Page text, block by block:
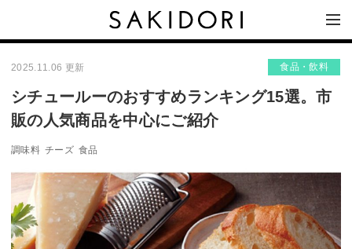
2025.11.06 更新 食品・飲料
シチュールーのおすすめランキング15選。市
販の人気商品を中心にご紹介
調味料 チーズ 食品